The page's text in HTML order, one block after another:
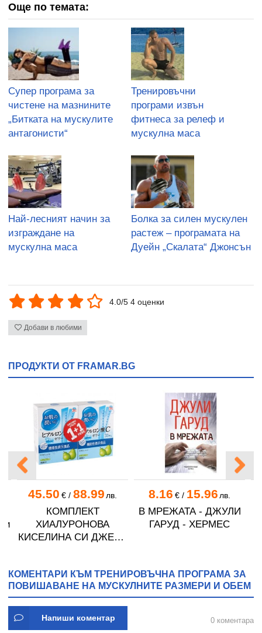
Още по темата:
Супер програма за
чистене на мазнините
„Битката на мускулите
антагонисти“
Тренировъчни
програми извън
фитнеса за релеф и
мускулна маса
Най-лесният начин за
изграждане на
мускулна маса
Болка за силен мускулен
растеж – програмата на
Дуейн „Скалата“ Джонсън
4.0/5 4 оценки
Добави в любими
ПРОДУКТИ ОТ FRAMAR.BG
45.50 €/ 88.99 лв.
КОМПЛЕКТ
ХИАЛУРОНОВА
КИСЕЛИНА СИ ДЖЕЛИ
8.16 €/ 15.96 лв.
В МРЕЖАТА - ДЖУЛИ
ГАРУД - ХЕРМЕС
КОМЕНТАРИ КЪМ ТРЕНИРОВЪЧНА ПРОГРАМА ЗА
ПОВИШАВАНЕ НА МУСКУЛНИТЕ РАЗМЕРИ И ОБЕМ
Напиши коментар 0 коментара